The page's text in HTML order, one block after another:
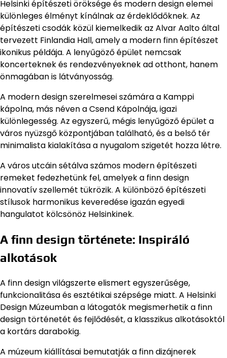
Helsinki építészeti öröksége és modern design elemei
különleges élményt kínálnak az érdeklődőknek. Az
építészeti csodák közül kiemelkedik az Alvar Aalto által
tervezett Finlandia Hall, amely a modern finn építészet
ikonikus példája. A lenyűgöző épület nemcsak
koncerteknek és rendezvényeknek ad otthont, hanem
önmagában is látványosság.
A modern design szerelmesei számára a Kamppi
kápolna, más néven a Csend Kápolnája, igazi
különlegesség. Az egyszerű, mégis lenyűgöző épület a
város nyüzsgő központjában található, és a belső tér
minimalista kialakítása a nyugalom szigetét hozza létre.
A város utcáin sétálva számos modern építészeti
remeket fedezhetünk fel, amelyek a finn design
innovatív szellemét tükrözik. A különböző építészeti
stílusok harmonikus keveredése igazán egyedi
hangulatot kölcsönöz Helsinkinek.
A finn design története: Inspiráló
alkotások
A finn design világszerte elismert egyszerűsége,
funkcionalitása és esztétikai szépsége miatt. A Helsinki
Design Múzeumban a látogatók megismerhetik a finn
design történetét és fejlődését, a klasszikus alkotásoktól
a kortárs darabokig.
A múzeum kiállításai bemutatják a finn dizájnerek